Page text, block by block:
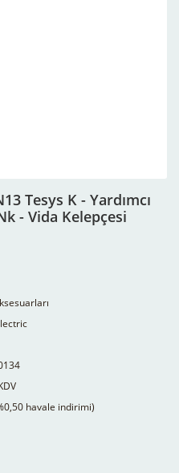
Tesys K - Yardımcı
- Vida Kelepçesi
havale indirimi)